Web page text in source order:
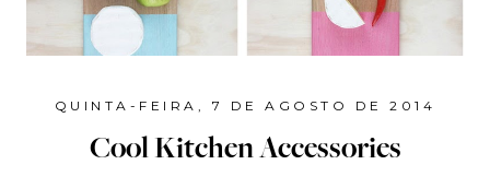
QUINTA-FEIRA, 7 DE AGOSTO DE 2014
Cool Kitchen Accessories